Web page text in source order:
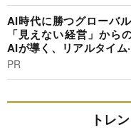
AI時代に勝つグローバ
「見えない経営」から
AIが導く、リアルタイム
PR
トレ